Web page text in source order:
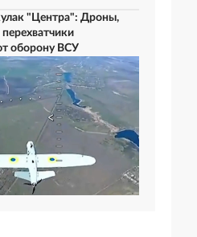
"Центра": Дроны,
оборону ВСУ